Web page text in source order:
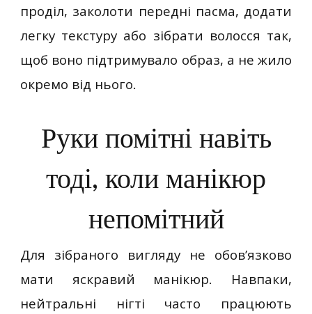
проділ, заколоти передні пасма, додати
легку текстуру або зібрати волосся так,
щоб воно підтримувало образ, а не жило
окремо від нього.
Руки помітні навіть
тоді, коли манікюр
непомітний
Для зібраного вигляду не обов’язково
мати яскравий манікюр. Навпаки,
нейтральні нігті часто працюють